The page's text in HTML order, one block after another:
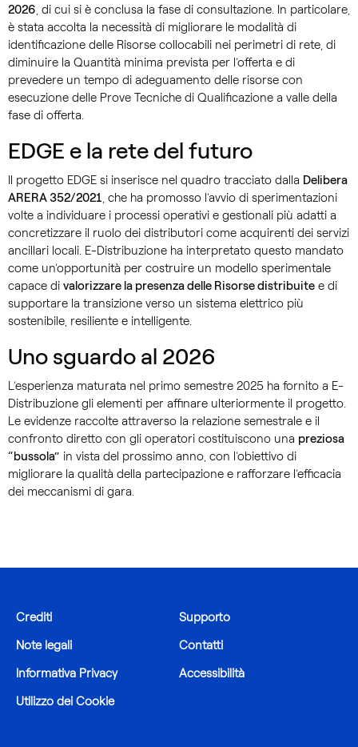
2026, di cui si è conclusa la fase di consultazione. In particolare,
è stata accolta la necessità di migliorare le modalità di
identificazione delle Risorse collocabili nei perimetri di rete, di
diminuire la Quantità minima prevista per l’offerta e di
prevedere un tempo di adeguamento delle risorse con
esecuzione delle Prove Tecniche di Qualificazione a valle della
fase di offerta.
EDGE e la rete del futuro
Il progetto EDGE si inserisce nel quadro tracciato dalla Delibera
ARERA 352/2021, che ha promosso l’avvio di sperimentazioni
volte a individuare i processi operativi e gestionali più adatti a
concretizzare il ruolo dei distributori come acquirenti dei servizi
ancillari locali. E-Distribuzione ha interpretato questo mandato
come un’opportunità per costruire un modello sperimentale
capace di valorizzare la presenza delle Risorse distribuite e di
supportare la transizione verso un sistema elettrico più
sostenibile, resiliente e intelligente.
Uno sguardo al 2026
L’esperienza maturata nel primo semestre 2025 ha fornito a E-
Distribuzione gli elementi per affinare ulteriormente il progetto.
Le evidenze raccolte attraverso la relazione semestrale e il
confronto diretto con gli operatori costituiscono una preziosa
“bussola” in vista del prossimo anno, con l’obiettivo di
migliorare la qualità della partecipazione e rafforzare l’efficacia
dei meccanismi di gara.
Crediti
Note legali
Informativa Privacy
Utilizzo dei Cookie
Supporto
Contatti
Accessibilità